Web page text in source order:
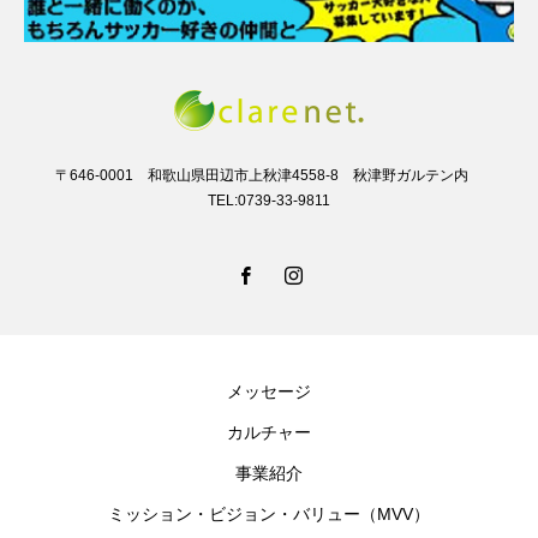
〒646-0001 和歌山県田辺市上秋津4558-8 秋津野ガルテン内
TEL:0739-33-9811
メッセージ
カルチャー
事業紹介
ミッション・ビジョン・バリュー（MVV）